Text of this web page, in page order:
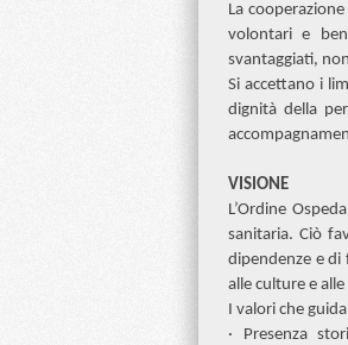
La
volontari e
svantaggiati,
Si accettano i
dignità della
VISIONE
L’Ordine
sanitaria. Ciò
dipendenze e di
alle culture e
I valori che
· Presenza